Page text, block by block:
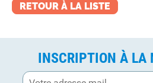
RETOUR À LA LISTE
INSCRIPTION À LA